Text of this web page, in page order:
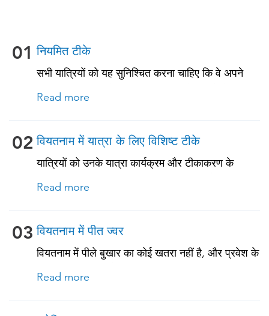
01 नियमित टीके
सभी यात्रियों को यह सुनिश्चित करना चाहिए कि वे अपने
नियमित टीकाकरण के साथ अप-टू-डेट रहें। इनमें से कुछ
डिप्थीरिया-पर्टुसिस • मीसल्स-मम्प्स-रूबेला (MMR) •
न्यूमोकोकल (65 वर्ष और उससे अधिक आयु के वयस्कों और
पुरानी बीमारियों या प्रतिरक्षा समस्याओं वाले सभी वयस्कों के
लिए)
Read more
02 वियतनाम में यात्रा के लिए विशिष्ट टीके
यात्रियों को उनके यात्रा कार्यक्रम और टीकाकरण के
इतिहास के आधार पर वियतनाम के लिए यात्रा से संबंधित
Read more
03 वियतनाम में पीत ज्वर
वियतनाम में पीले बुखार का कोई खतरा नहीं है, और प्रवेश के
लिए आधिकारिक पीले बुखार टीकाकरण प्रमाणपत्र की
रहे हैं जहाँ पीला बुखार मौजूद है, तो आपको टीकाकरण के
Read more